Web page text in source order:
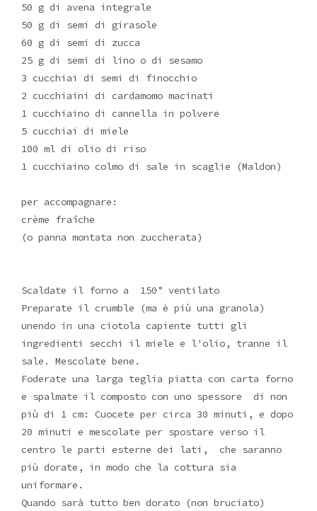
50 g di avena integrale
50 g di semi di girasole
60 g di semi di zucca
25 g di semi di lino o di sesamo
3 cucchiai di semi di finocchio
2 cucchiaini di cardamomo macinati
1 cucchiaino di cannella in polvere
5 cucchiai di miele
100 ml di olio di riso
1 cucchiaino colmo di sale in scaglie (Maldon)
per accompagnare:
crème fraîche
(o panna montata non zuccherata)
Scaldate il forno a 150° ventilato
Preparate il crumble (ma è più una granola)
unendo in una ciotola capiente tutti gli
ingredienti secchi il miele e l'olio, tranne il
sale. Mescolate bene.
Foderate una larga teglia piatta con carta forno
e spalmate il composto con uno spessore di non
più di 1 cm: Cuocete per circa 30 minuti, e dopo
20 minuti e mescolate per spostare verso il
centro le parti esterne dei lati, che saranno
più dorate, in modo che la cottura sia
uniformare.
Quando sarà tutto ben dorato (non bruciato)